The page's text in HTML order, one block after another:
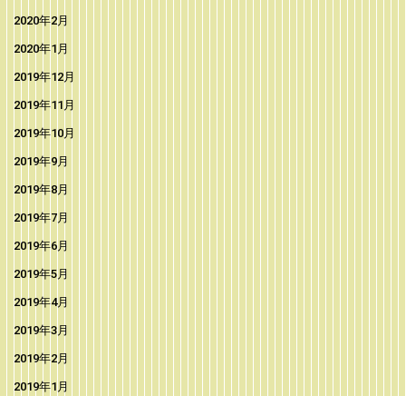
2020年2月
2020年1月
2019年12月
2019年11月
2019年10月
2019年9月
2019年8月
2019年7月
2019年6月
2019年5月
2019年4月
2019年3月
2019年2月
2019年1月